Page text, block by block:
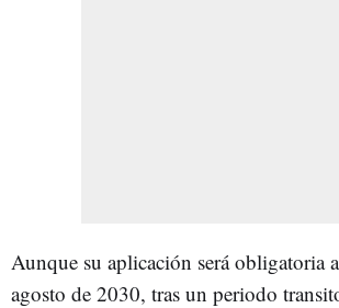
Aunque su aplicación será obligatoria
agosto de 2030, tras un periodo